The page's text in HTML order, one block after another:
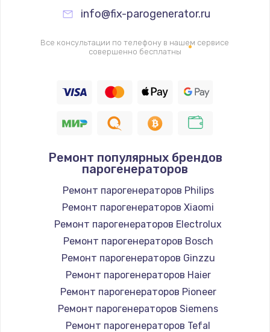
Замена жерновов
2500 руб.
Заказать
2300 руб.
2850 руб.
Заказать
Ремонт электромагнитного клапана
2050 руб.
Заказать
Ремонт дренажа
2400 руб.
Заказать
info@fix-parogenerator.ru
Все консультации по телефону в нашем сервисе
совершенно бесплатны
Ремонт популярных брендов
парогенераторов
Ремонт парогенераторов Philips
Ремонт парогенераторов Xiaomi
Ремонт парогенераторов Electrolux
Ремонт парогенераторов Bosch
Ремонт парогенераторов Ginzzu
Ремонт парогенераторов Haier
Ремонт парогенераторов Pioneer
Ремонт парогенераторов Siemens
Ремонт парогенераторов Tefal